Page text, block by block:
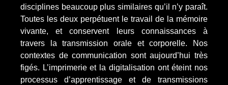
disciplines beaucoup plus similaires qu’il n’y paraît.
Toutes les deux perpétuent le travail de la mémoire
vivante, et conservent leurs connaissances à
travers la transmission orale et corporelle. Nos
contextes de communication sont aujourd’hui très
figés. L’imprimerie et la digitalisation ont éteint nos
processus d’apprentissage et de transmissions